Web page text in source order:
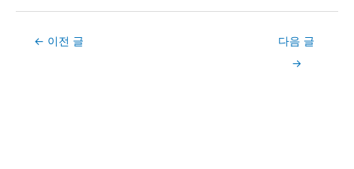
Post← 이전 글
다음 글
→